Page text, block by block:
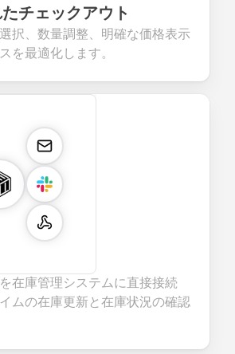
チェックアウト
択、数量調整、明確な価格表示
を最適化します。
在庫管理システムに直接接続
ムの在庫更新と在庫状況の確認